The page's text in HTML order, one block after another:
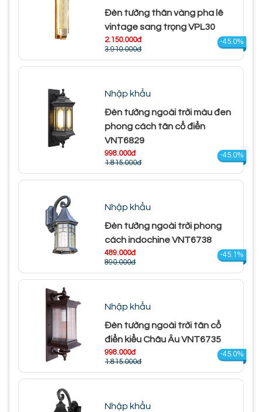
Đèn tường thân vàng pha lê
vintage sang trọng VPL30
2.150.000đ
3.910.000đ
-45.0%
Nhập khẩu
Đèn tường ngoài trời màu đen
phong cách tân cổ điển
VNT6829
998.000đ
1.815.000đ
-45.0%
Nhập khẩu
Đèn tường ngoài trời phong
cách indochine VNT6738
489.000đ
890.000đ
-45.1%
Nhập khẩu
Đèn tường ngoài trời tân cổ
điển kiểu Châu Âu VNT6735
998.000đ
1.815.000đ
-45.0%
Nhập khẩu